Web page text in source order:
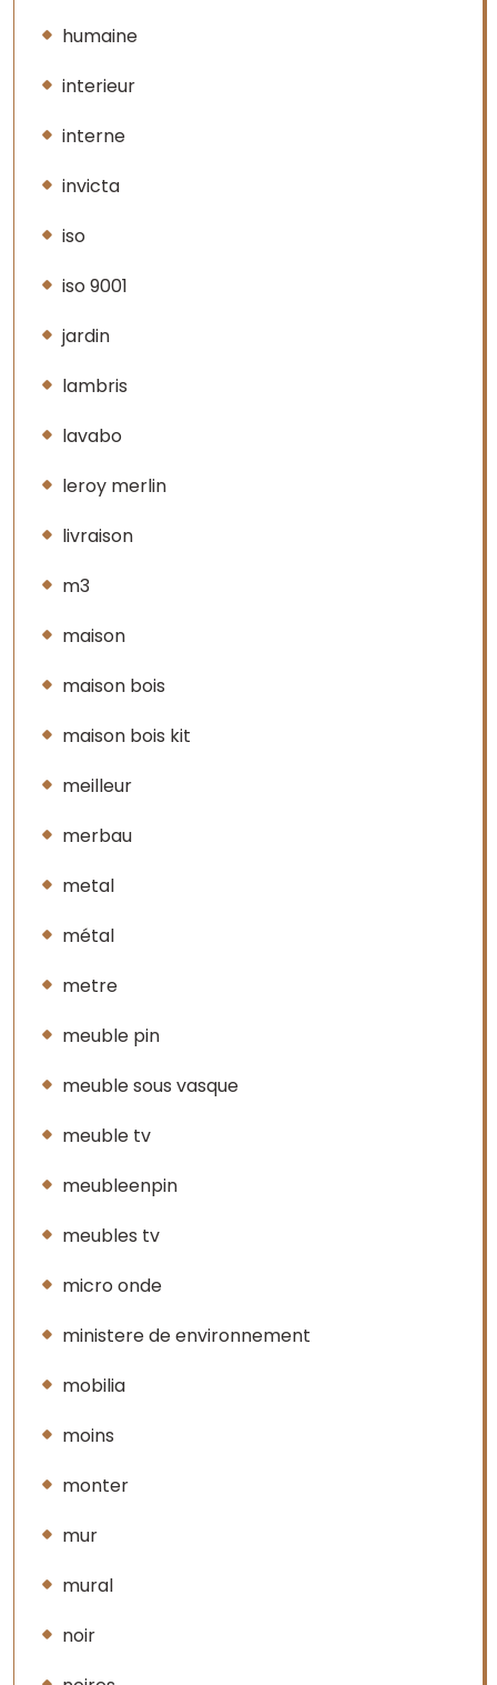
humaine
interieur
interne
invicta
iso
iso 9001
jardin
lambris
lavabo
leroy merlin
livraison
m3
maison
maison bois
maison bois kit
meilleur
merbau
metal
métal
metre
meuble pin
meuble sous vasque
meuble tv
meubleenpin
meubles tv
micro onde
ministere de environnement
mobilia
moins
monter
mur
mural
noir